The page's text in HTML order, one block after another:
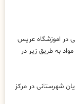
در اموزشگاه عریس
به طریق زیر در
شهرستانی در مرکز